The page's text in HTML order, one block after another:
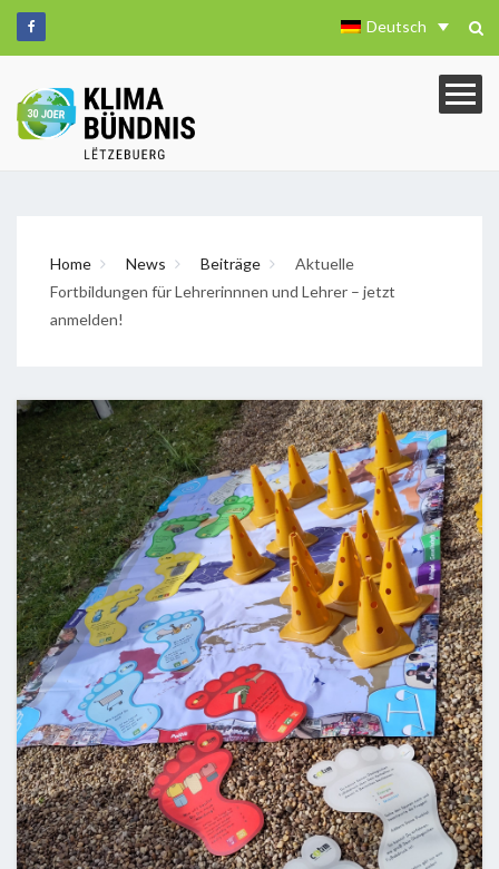
Deutsch
Home News Beiträge
Aktuelle
Fortbildungen für Lehrerinnnen und Lehrer – jetzt
anmelden!